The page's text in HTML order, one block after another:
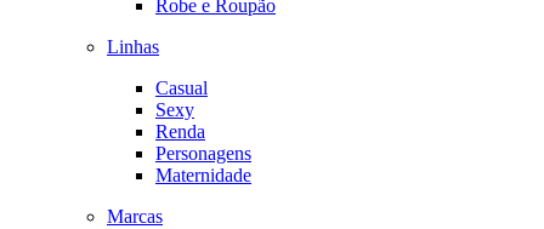
Robe e Roupão
Linhas
Casual
Sexy
Renda
Personagens
Maternidade
Marcas